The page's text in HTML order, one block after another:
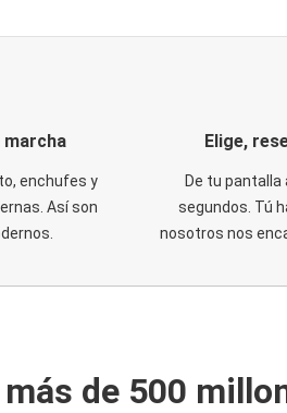
marcha
enchufes y
Así son
Elige,
De tu
segundos. Tú
nosotros nos
de 500